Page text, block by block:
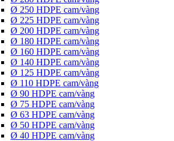
Ø 250 HDPE cam/vàng
Ø 225 HDPE cam/vàng
Ø 200 HDPE cam/vàng
Ø 180 HDPE cam/vàng
Ø 160 HDPE cam/vàng
Ø 140 HDPE cam/vàng
Ø 125 HDPE cam/vàng
Ø 110 HDPE cam/vàng
Ø 90 HDPE cam/vàng
Ø 75 HDPE cam/vàng
Ø 63 HDPE cam/vàng
Ø 50 HDPE cam/vàng
Ø 40 HDPE cam/vàng